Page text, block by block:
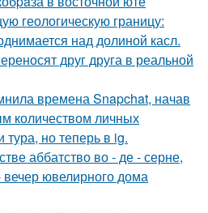
геологическую границу:
над долиной касл.
друг друга в реальной
времена Snapchat, начав
количеством личных
но теперь в ig.
аббатство во - де - серне,
ювелирного дома